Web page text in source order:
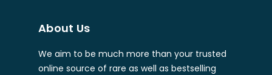
About Us
We aim to be much more than your trusted
online source of rare as well as bestselling